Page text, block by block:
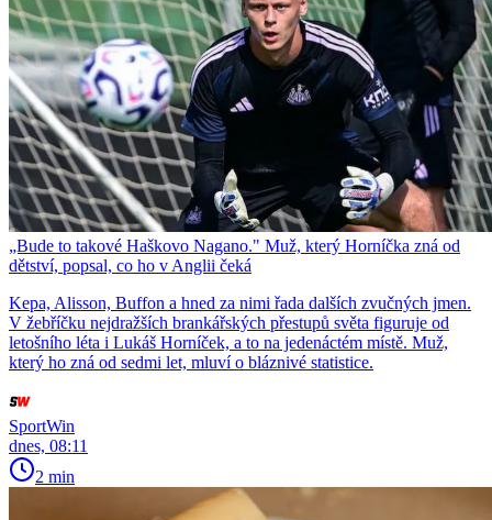
„Bude to takové Haškovo Nagano." Muž, který Horníčka zná od
dětství, popsal, co ho v Anglii čeká
Kepa, Alisson, Buffon a hned za nimi řada dalších zvučných jmen.
V žebříčku nejdražších brankářských přestupů světa figuruje od
letošního léta i Lukáš Horníček, a to na jedenáctém místě. Muž,
který ho zná od sedmi let, mluví o bláznivé statistice.
SportWin
dnes, 08:11
2 min